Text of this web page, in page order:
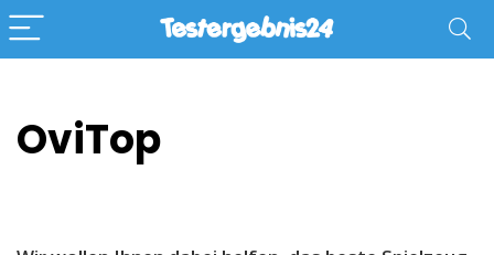
OviTop